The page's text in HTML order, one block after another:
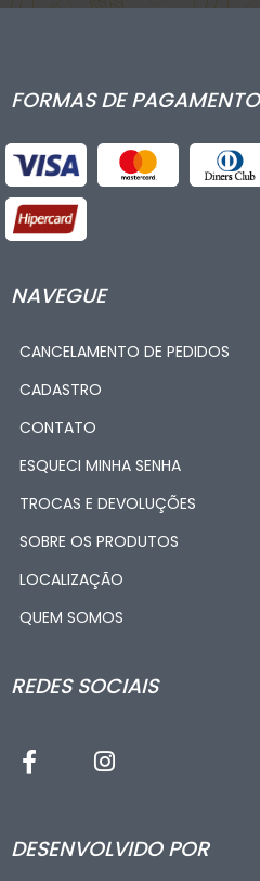
FORMAS DE PAGAMENTO
NAVEGUE
CANCELAMENTO DE PEDIDOS
CADASTRO
CONTATO
ESQUECI MINHA SENHA
TROCAS E DEVOLUÇÕES
SOBRE OS PRODUTOS
LOCALIZAÇÃO
QUEM SOMOS
REDES SOCIAIS
DESENVOLVIDO POR